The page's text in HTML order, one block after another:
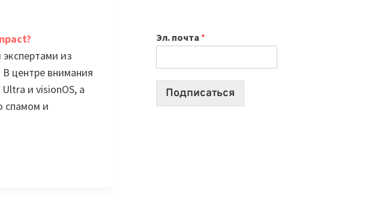
из
центре внимания
и visionOS, а
спамом и
2026:
10
Эл. почта *
Подписаться